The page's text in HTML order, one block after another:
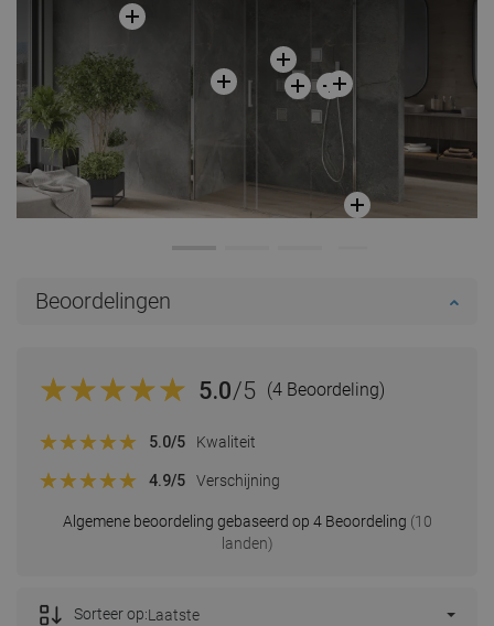
Beoordelingen
5.0/5 (4 Beoordeling)
Algemene beoordeling gebaseerd op 4 Beoordeling (10
landen)
5.0/5 Kwaliteit
4.9/5 Verschijning
Sorteer op:Laatste